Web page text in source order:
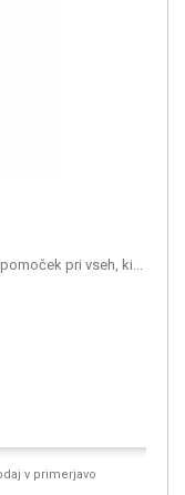
pri vseh, ki...
v primerjavo